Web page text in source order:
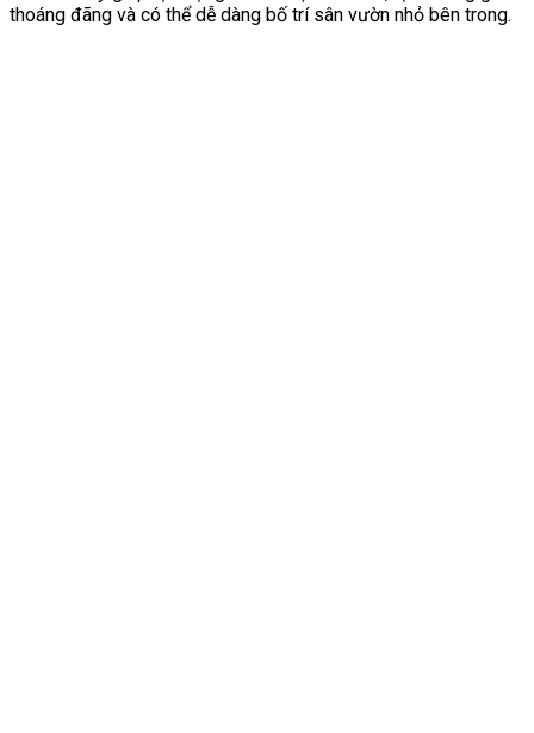
thoáng đãng và có thể dễ dàng bố trí sân vườn nhỏ bên trong.